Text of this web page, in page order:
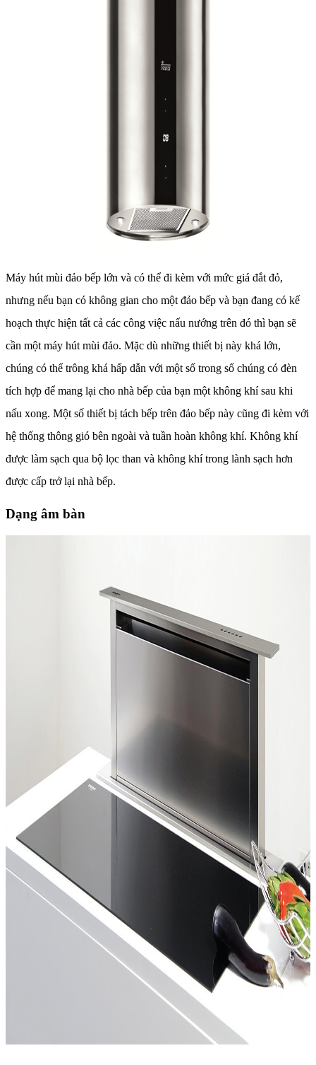
Máy hút mùi đảo bếp lớn và có thể đi kèm với mức giá đắt đỏ,
nhưng nếu bạn có không gian cho một đảo bếp và bạn đang có kế
hoạch thực hiện tất cả các công việc nấu nướng trên đó thì bạn sẽ
cần một máy hút mùi đảo. Mặc dù những thiết bị này khá lớn,
chúng có thể trông khá hấp dẫn với một số trong số chúng có đèn
tích hợp để mang lại cho nhà bếp của bạn một không khí sau khi
nấu xong. Một số thiết bị tách bếp trên đảo bếp này cũng đi kèm với
hệ thống thông gió bên ngoài và tuần hoàn không khí. Không khí
được làm sạch qua bộ lọc than và không khí trong lành sạch hơn
được cấp trở lại nhà bếp.
Dạng âm bàn